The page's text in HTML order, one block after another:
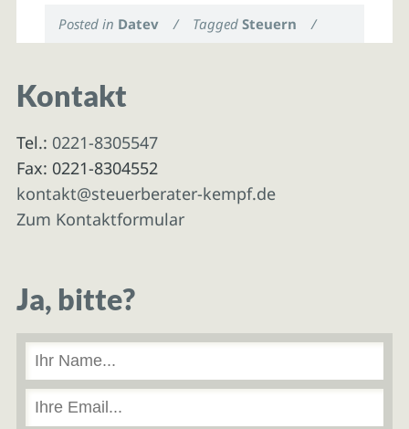
Posted in Datev / TaggedSteuern /
Kontakt
Tel.: 0221-8305547
Fax: 0221-8304552
kontakt@steuerberater-kempf.de
Zum Kontaktformular
Ja, bitte?